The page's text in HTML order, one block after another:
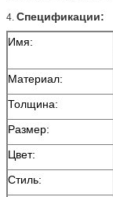
4. Спецификации:
Имя:
Материал:
Толщина:
Размер:
Цвет:
Стиль: